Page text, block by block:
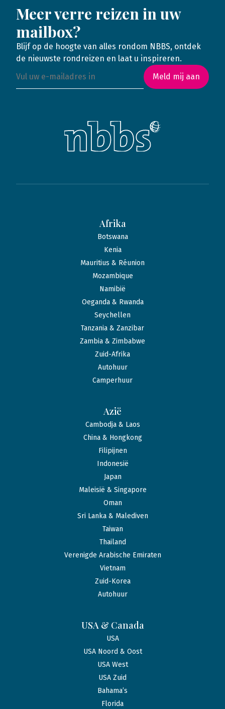
Meer verre reizen in uw
mailbox?
Blijf op de hoogte van alles rondom NBBS, ontdek
de nieuwste rondreizen en laat u inspireren.
Meld mij aan
Afrika
Botswana
Kenia
Mauritius & Réunion
Mozambique
Namibië
Oeganda & Rwanda
Seychellen
Tanzania & Zanzibar
Zambia & Zimbabwe
Zuid-Afrika
Autohuur
Camperhuur
Azië
Cambodja & Laos
China & Hongkong
Filipijnen
Indonesië
Japan
Maleisië & Singapore
Oman
Sri Lanka & Malediven
Taiwan
Thailand
Verenigde Arabische Emiraten
Vietnam
Zuid-Korea
Autohuur
USA & Canada
USA
USA Noord & Oost
USA West
USA Zuid
Bahama’s
Florida